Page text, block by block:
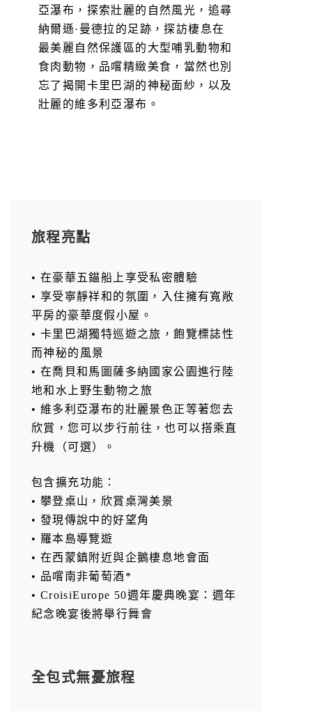
亞瀑布，探索壯麗的自然風光，追尋
納爾遜·曼德拉的足跡，探訪棲息在
最美麗自然保護區的大型哺乳動物和
食肉動物，品嚐精緻美食，當然也別
忘了揭開卡里巴湖的神秘面紗，以及
壯麗的維多利亞瀑布。
旅程亮點
• 在豪華五錨船上享受私密體驗
• 享受寧靜祥和的氛圍，入住擁有寬敞
平房的豪華度假小屋。
• 卡里巴湖獨特巡遊之旅，飽覽標誌性
而神秘的風景
• 在喬貝和馬圖薩多納國家公園進行陸
地和水上野生動物之旅
• 維多利亞瀑布的壯麗景色正等著您去
欣賞，您可以步行前往，也可以搭乘直
升機（可選）。
包含擴充功能：
• 攀登桌山，欣賞桌灣美景
• 發現傳說中的好望角
• 羅本島導覽遊
• 在西蒙鎮附近與企鵝棲息地會面
• 品嚐南非葡萄酒*
• CroisiEurope 50週年慶典晚宴：週年
紀念晚宴後將舉行舞會
全包式無憂旅程